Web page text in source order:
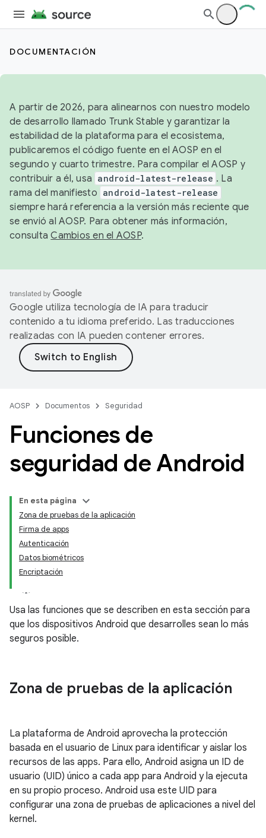
DOCUMENTACIÓN
A partir de 2026, para alinearnos con nuestro modelo
de desarrollo llamado Trunk Stable y garantizar la
estabilidad de la plataforma para el ecosistema,
publicaremos el código fuente en el AOSP en el
segundo y cuarto trimestre. Para compilar el AOSP y
contribuir a él, usa android-latest-release . La
rama del manifiesto android-latest-release
siempre hará referencia a la versión más reciente que
se envió al AOSP. Para obtener más información,
consultaCambios en el AOSP.
Google utiliza tecnología de IA para traducir
contenido a tu idioma preferido. Las traducciones
realizadas con IA pueden contener errores.
AOSP Documentos Seguridad
Funciones de
seguridad de Android
En esta página
Zona de pruebas de la aplicación
Firma de apps
Autenticación
Datos biométricos
Encriptación
Usa las funciones que se describen en esta sección para
que los dispositivos Android que desarrolles sean lo más
seguros posible.
Zona de pruebas de la aplicación
La plataforma de Android aprovecha la protección
basada en el usuario de Linux para identificar y aislar los
recursos de las apps. Para ello, Android asigna un ID de
usuario (UID) único a cada app para Android y la ejecuta
en su propio proceso. Android usa este UID para
configurar una zona de pruebas de aplicaciones a nivel del
kernel.